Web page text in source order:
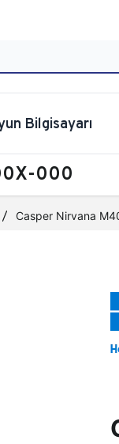
Bilgisayarı
000
Casper Nirvana